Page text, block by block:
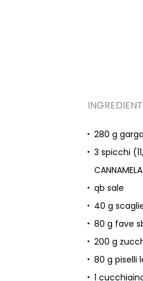
280 g
3 spicchi
CANNAMELA
qb sale
40 g
80 g fave
200 g
80 g piselli
1